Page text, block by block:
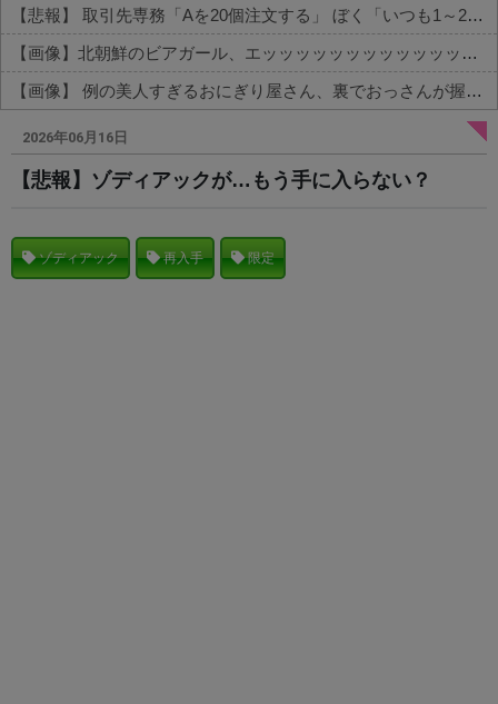
【悲報】 取引先専務「Aを20個注文する」 ぼく「いつも1～2個しか使わないけど本当に20であってる？」 取専「あってる」→結果『こう』なったんだが...
【画像】北朝鮮のビアガール、エッッッッッッッッッッッッッッッッッ！
【画像】 例の美人すぎるおにぎり屋さん、裏でおっさんが握っていたｗｗｗｗｗｗｗｗｗｗｗｗｗｗｗｗｗ
Powered by livedoor 相互RSS
2026年06月16日
【悲報】ゾディアックが…もう手に入らない？
ゾディアック 再入手 限定